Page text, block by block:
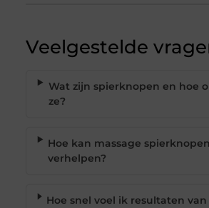
Veelgestelde
Wat zijn spierknopen en hoe
ze?
Hoe kan massage spierknopen
verhelpen?
Hoe snel voel ik resultaten van